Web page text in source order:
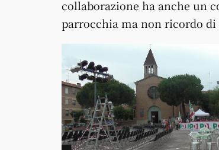
collaborazione ha anche un
parrocchia ma non ricordo di